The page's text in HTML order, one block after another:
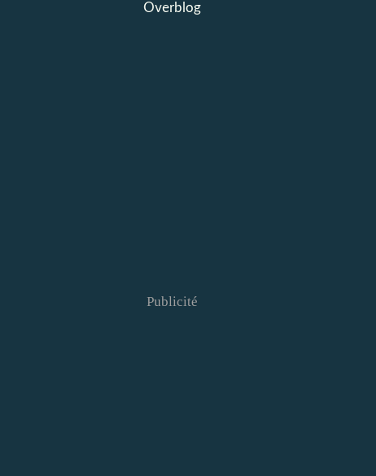
Overblog
Publicité